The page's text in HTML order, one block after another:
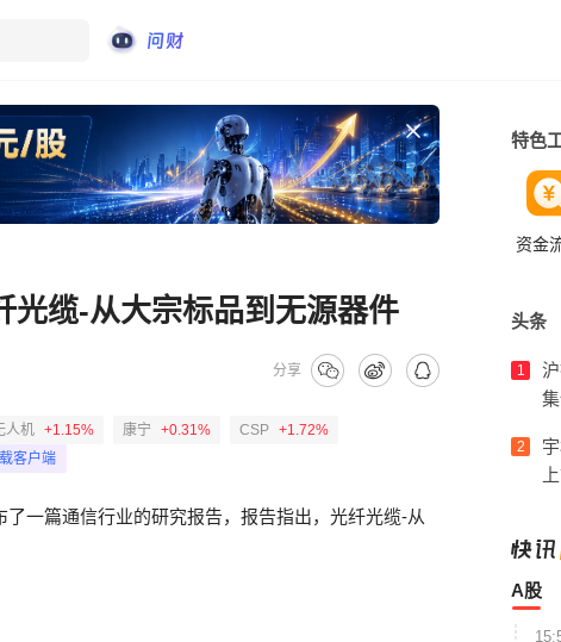
光缆-从大宗标品到无源器件
分享
人机 +1.15% 康宁 +0.31% CSP +1.72%
载客户端
了一篇通信行业的研究报告，报告指出，光纤光缆-从
特色
资金
头条
1
2
A股